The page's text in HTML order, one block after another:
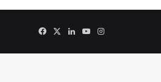
Facebook
X LinkedInYouTubeInstagram